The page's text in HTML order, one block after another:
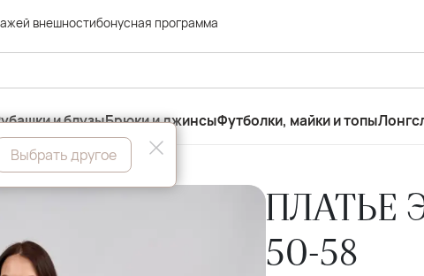
внешностибонусная программа
и блузыБрюки и джинсыФутболки, майки и топы
ПЛАТЬЕ
50-58
Выбрать другое